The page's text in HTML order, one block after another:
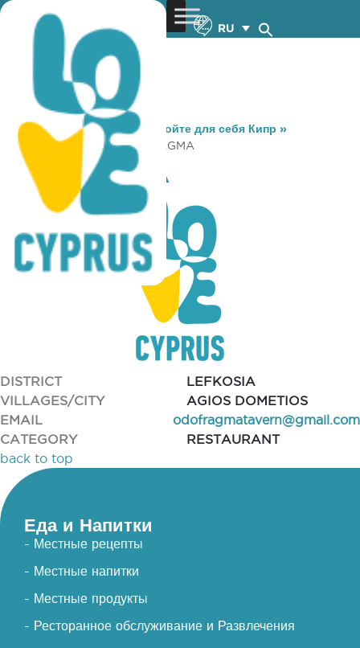
RU
You are here: Home »Откройте для себя Кипр »
Gastronomy
» TO ODOFRAGMA
TO ODOFRAGMA
DISTRICT
LEFKOSIA
VILLAGES/CITY
AGIOS DOMETIOS
EMAIL
odofragmatavern@gmail.com
CATEGORY
RESTAURANT
back to top
Еда и Напитки
- Местные рецепты
- Местные напитки
- Местные продукты
- Ресторанное обслуживание и Развлечения